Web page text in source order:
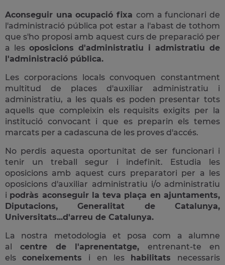
Aconseguir una ocupació fixa com a funcionari de
l'administració pública pot estar a l'abast de tothom
que s'ho proposi amb aquest curs de preparació per
a les oposicions d'administratiu i admistratiu de
l'administració pública.
Les corporacions locals convoquen constantment
multitud de places d'auxiliar administratiu i
administratiu, a les quals es poden presentar tots
aquells que compleixin els requisits exigits per la
institució convocant i que es preparin els temes
marcats per a cadascuna de les proves d'accés.
No perdis aquesta oportunitat de ser funcionari i
tenir un treball segur i indefinit. Estudia les
oposicions amb aquest curs preparatori per a les
oposicions d'auxiliar administratiu i/o administratiu
i podràs aconseguir la teva plaça en ajuntaments,
Diputacions, Generalitat de Catalunya,
Universitats...d'arreu de Catalunya.
La nostra metodologia et posa com a alumne
al centre de l'aprenentatge, entrenant-te en
elsconeixements i en les habilitats necessaris